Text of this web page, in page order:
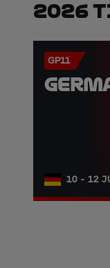
2026
GP11
10 - 12